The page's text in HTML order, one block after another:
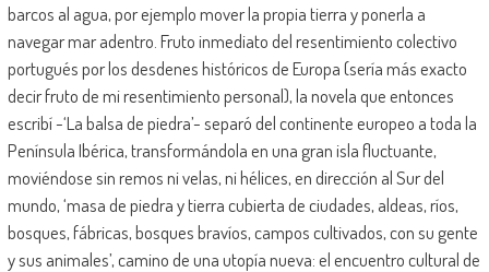
barcos al agua, por ejemplo mover la propia tierra y ponerla a
navegar mar adentro. Fruto inmediato del resentimiento colectivo
portugués por los desdenes históricos de Europa (sería más exacto
decir fruto de mi resentimiento personal), la novela que entonces
escribí -‘La balsa de piedra’- separó del continente europeo a toda la
Península Ibérica, transformándola en una gran isla fluctuante,
moviéndose sin remos ni velas, ni hélices, en dirección al Sur del
mundo, ‘masa de piedra y tierra cubierta de ciudades, aldeas, ríos,
bosques, fábricas, bosques bravíos, campos cultivados, con su gente
y sus animales’, camino de una utopía nueva: el encuentro cultural de